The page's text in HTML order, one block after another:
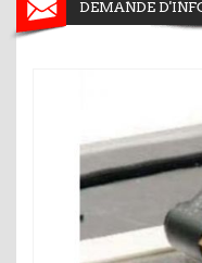
DEMANDE